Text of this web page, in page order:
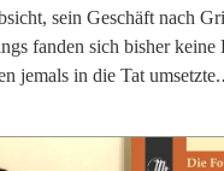
sein Geschäft nach
fanden sich bisher keine
jemals in die Tat